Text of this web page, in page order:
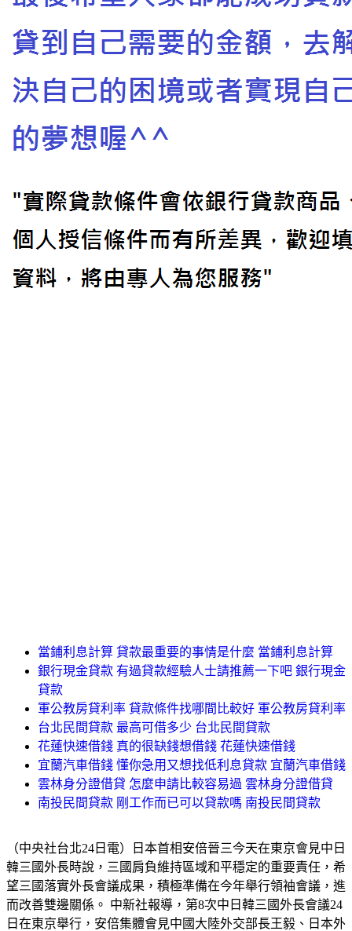
當鋪利息計算 貸款最重要的事情是什麼 當鋪利息計算
銀行現金貸款 有過貸款經驗人士請推薦一下吧 銀行現金
貸款
軍公教房貸利率 貸款條件找哪間比較好 軍公教房貸利率
台北民間貸款 最高可借多少 台北民間貸款
花蓮快速借錢 真的很缺錢想借錢 花蓮快速借錢
宜蘭汽車借錢 懂你急用又想找低利息貸款 宜蘭汽車借錢
雲林身分證借貸 怎麼申請比較容易過 雲林身分證借貸
南投民間貸款 剛工作而已可以貸款嗎 南投民間貸款
（中央社台北24日電）日本首相安倍晉三今天在東京會見中日
韓三國外長時說，三國肩負維持區域和平穩定的重要責任，希
望三國落實外長會議成果，積極準備在今年舉行領袖會議，進
而改善雙邊關係。 中新社報導，第8次中日韓三國外長會議24
日在東京舉行，安倍集體會見中國大陸外交部長王毅、日本外